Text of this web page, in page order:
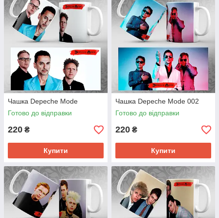
Чашка Depeche Mode
Готово до відправки
220 ₴
Купити
Чашка Depeche Mode 002
Готово до відправки
220 ₴
Купити